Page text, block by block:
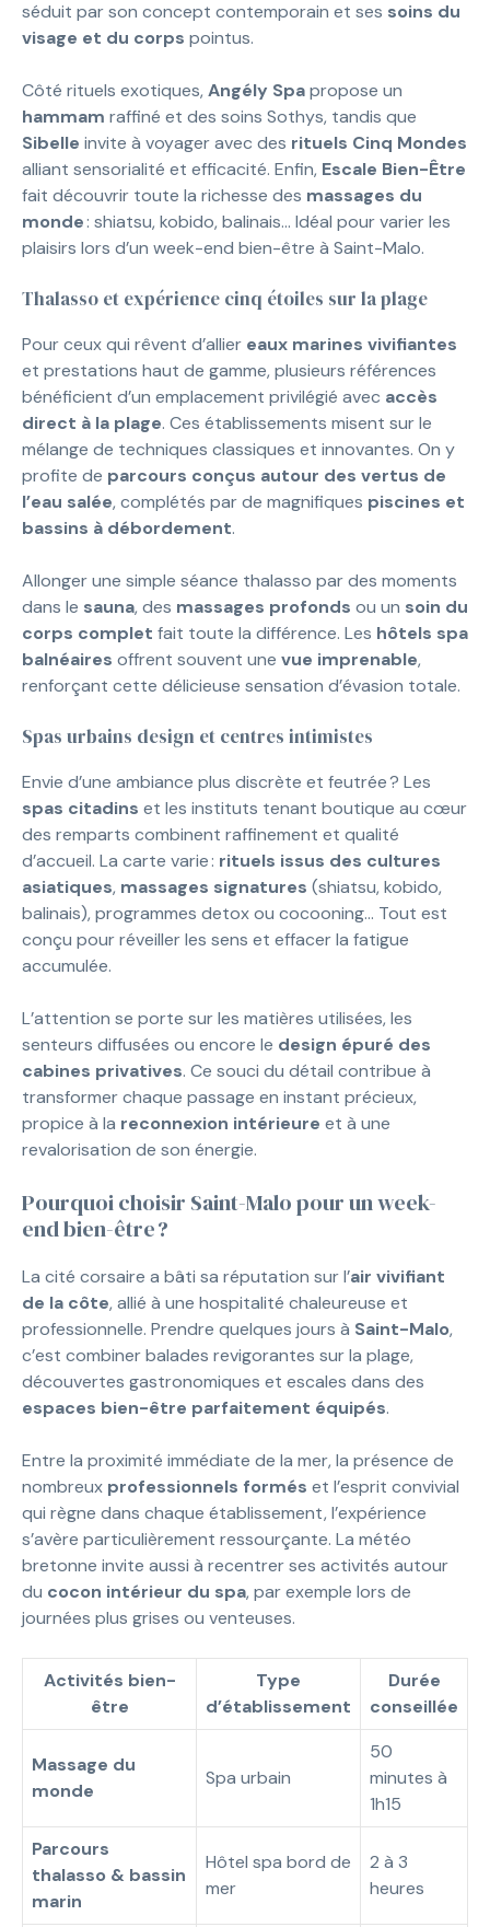
séduit par son concept contemporain et ses soins du
visage et du corps pointus.
Côté rituels exotiques,Angély Spapropose un
hammam raffiné et des soins Sothys, tandis que
Sibelle invite à voyager avec des rituels Cinq Mondes
alliant sensorialité et efficacité. Enfin, Escale Bien-Être
fait découvrir toute la richesse des massages du
monde: shiatsu, kobido, balinais… Idéal pour varier les
plaisirs lors d’un week-end bien-être à Saint-Malo.
Thalasso et expérience cinq étoiles sur la plage
Pour ceux qui rêvent d’allier eaux marines vivifiantes
et prestations haut de gamme, plusieurs références
bénéficient d’un emplacement privilégié avec accès
direct à la plage. Ces établissements misent sur le
mélange de techniques classiques et innovantes. On y
profite de parcours conçus autour des vertus de
l’eau salée, complétés par de magnifiques piscines et
bassins à débordement.
Allonger une simple séance thalasso par des moments
dans le sauna, des massages profonds ou un soin du
corps complet fait toute la différence. Les hôtels spa
balnéaires offrent souvent une vue imprenable,
renforçant cette délicieuse sensation d’évasion totale.
Spas urbains design et centres intimistes
Envie d’une ambiance plus discrète et feutrée ? Les
spas citadins et les instituts tenant boutique au cœur
des remparts combinent raffinement et qualité
d’accueil. La carte varie : rituels issus des cultures
asiatiques, massages signatures (shiatsu, kobido,
balinais), programmes detox ou cocooning… Tout est
conçu pour réveiller les sens et effacer la fatigue
accumulée.
L’attention se porte sur les matières utilisées, les
senteurs diffusées ou encore le design épuré des
cabines privatives. Ce souci du détail contribue à
transformer chaque passage en instant précieux,
propice à la reconnexion intérieure et à une
revalorisation de son énergie.
Pourquoi choisir Saint-Malo pour un week-
end bien-être ?
La cité corsaire a bâti sa réputation sur l’air vivifiant
de la côte, allié à une hospitalité chaleureuse et
professionnelle. Prendre quelques jours à Saint-Malo,
c’est combiner balades revigorantes sur la plage,
découvertes gastronomiques et escales dans des
espaces bien-être parfaitement équipés.
Entre la proximité immédiate de la mer, la présence de
nombreux professionnels formés et l’esprit convivial
qui règne dans chaque établissement, l’expérience
s’avère particulièrement ressourçante. La météo
bretonne invite aussi à recentrer ses activités autour
du cocon intérieur du spa, par exemple lors de
journées plus grises ou venteuses.
Activités bien-
être
Type
d’établissement
Durée
conseillée
Massage du
monde
Spa urbain
50
minutes à
1h15
Parcours
thalasso & bassin
marin
Hôtel spa bord de
mer
2 à 3
heures